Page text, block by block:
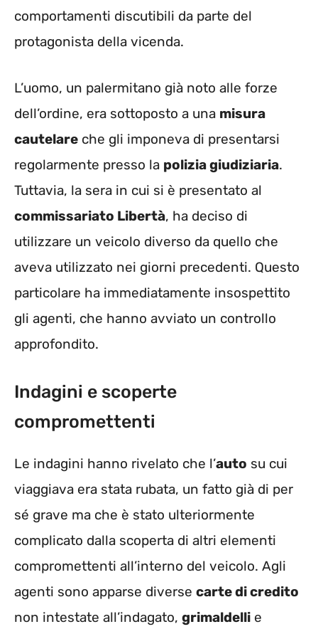
comportamenti discutibili da parte del
protagonista della vicenda.
L’uomo, un palermitano già noto alle forze
dell’ordine, era sottoposto a una misura
cautelare che gli imponeva di presentarsi
regolarmente presso la polizia giudiziaria.
Tuttavia, la sera in cui si è presentato al
commissariato Libertà, ha deciso di
utilizzare un veicolo diverso da quello che
aveva utilizzato nei giorni precedenti. Questo
particolare ha immediatamente insospettito
gli agenti, che hanno avviato un controllo
approfondito.
Indagini e scoperte
compromettenti
Le indagini hanno rivelato che l’auto su cui
viaggiava era stata rubata, un fatto già di per
sé grave ma che è stato ulteriormente
complicato dalla scoperta di altri elementi
compromettenti all’interno del veicolo. Agli
agenti sono apparse diverse carte di credito
non intestate all’indagato, grimaldelli e